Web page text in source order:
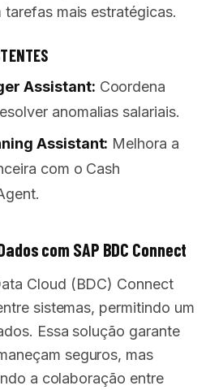
tarefas mais estratégicas.
Assistant: Coordena
anomalias salariais.
Assistant: Melhora a
com o Cash
com SAP BDC Connect
Cloud (BDC) Connect
sistemas, permitindo um
Essa solução garante
seguros, mas
a colaboração entre